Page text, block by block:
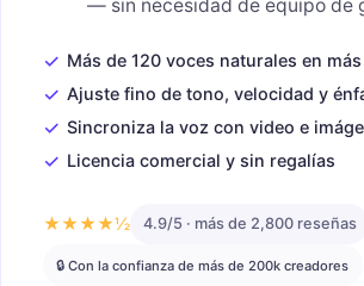
— sin necesidad de equipo de
✓ Más de 120 voces naturales en
✓ Ajuste fino de tono, velocidad y
✓ Sincroniza la voz con video e
✓ Licencia comercial y sin regalías
★★★★½ 4.9/5 · más de 2,800 reseñas
🔒 Con la confianza de más de 200k creadores